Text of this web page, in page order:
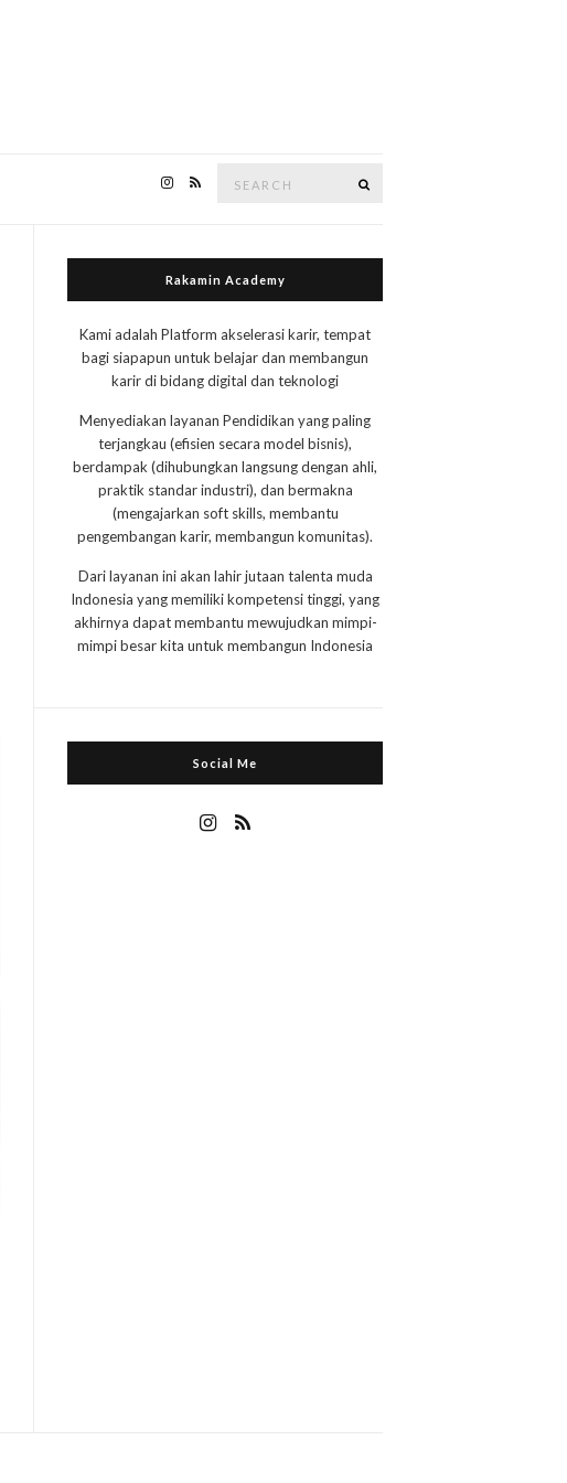
Rakamin Academy
Kami adalah Platform akselerasi karir, tempat
bagi siapapun untuk belajar dan membangun
karir di bidang digital dan teknologi
Menyediakan layanan Pendidikan yang paling
terjangkau (efisien secara model bisnis),
berdampak (dihubungkan langsung dengan ahli,
praktik standar industri), dan bermakna
(mengajarkan soft skills, membantu
pengembangan karir, membangun komunitas).
Dari layanan ini akan lahir jutaan talenta muda
Indonesia yang memiliki kompetensi tinggi, yang
akhirnya dapat membantu mewujudkan mimpi-
mimpi besar kita untuk membangun Indonesia
Social Me